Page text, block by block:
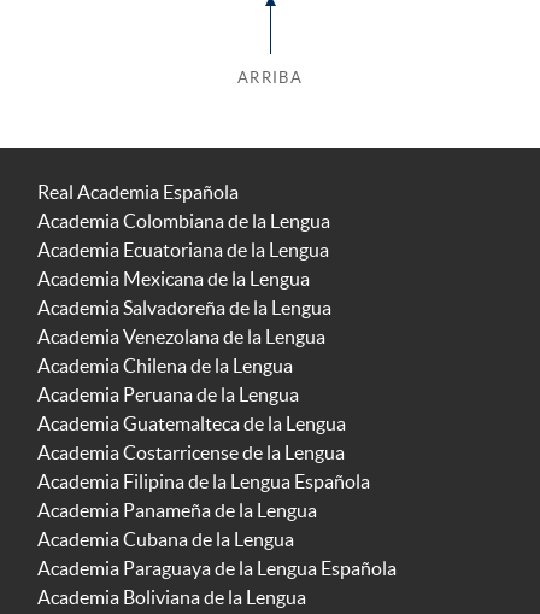
ARRIBA
Real Academia Española
Academia Colombiana de la Lengua
Academia Ecuatoriana de la Lengua
Academia Mexicana de la Lengua
Academia Salvadoreña de la Lengua
Academia Venezolana de la Lengua
Academia Chilena de la Lengua
Academia Peruana de la Lengua
Academia Guatemalteca de la Lengua
Academia Costarricense de la Lengua
Academia Filipina de la Lengua Española
Academia Panameña de la Lengua
Academia Cubana de la Lengua
Academia Paraguaya de la Lengua Española
Academia Boliviana de la Lengua